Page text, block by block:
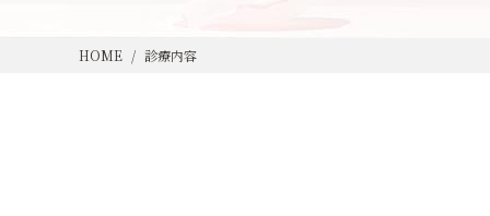
HOME 診療内容